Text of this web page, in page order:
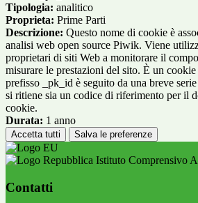
Tipologia: analitico
Proprieta: Prime Parti
Descrizione: Questo nome di cookie è
analisi web open source Piwik. Viene
proprietari di siti Web a monitorare il
misurare le prestazioni del sito. È un
prefisso _pk_id è seguito da una breve
si ritiene sia un codice di riferimento per il
cookie.
Durata: 1 anno
Accetta tutti Salva le preferenze
Istituto Comprensivo
Contatti